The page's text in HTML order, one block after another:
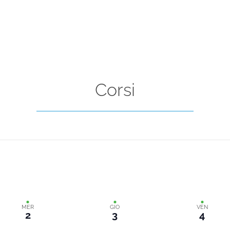
Corsi
MER
2
GIO
3
VEN
4